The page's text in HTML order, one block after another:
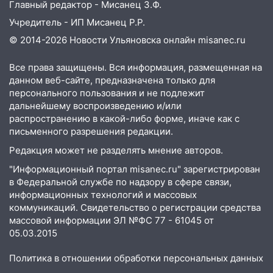
09:28 Дети на дорогах: пострадали
велосипедисты, мотоциклисты и
пешеходы. Обзор крупных аварий в
08:30 Поджог со свечой, 16 сгоревших
домов и выстрел за водку
07:50 Какая погоды будет днем 8
августа
06:45
Императорский мост в
Ульяновске останется закрытым до
утра 10 августа
05:18 Судьба готовит сюрприз: гороскоп
на 8 августа — кому повезет с
деньгами, а кого ждет неожиданная
встреча
04:47
В Ульяновской области объявили
Главный редактор - Мисанец З.Ф.
Учредитель - ИП Мисанец Р.Р.
© 2014-2026 Новости Ульяновска онлайн misanec.ru
Все права защищены. Вся информация, размещенная на
данном веб-сайте, предназначена только для
персонального пользования и не подлежит
дальнейшему воспроизведению и/или
распространению в какой-либо форме, иначе как с
письменного разрешения редакции.
Редакция может не разделять мнение авторов.
"Информационный портал misanec.ru" зарегистрирован
в Федеральной службе по надзору в сфере связи,
информационных технологий и массовых
коммуникаций. Свидетельство о регистрации средства
массовой информации ЭЛ №ФС 77 - 61045 от
05.03.2015
Политика в отношении обработки персональных данных